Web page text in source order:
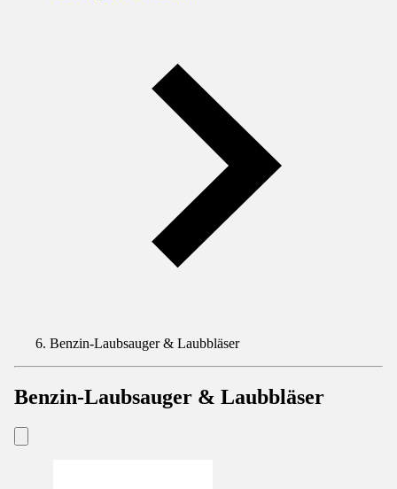
Benzin-Laubsauger & Laubbläser
Benzin-Laubsauger & Laubbläser